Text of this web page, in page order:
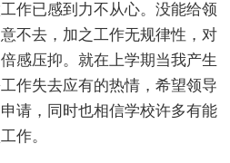
作已感到力不从心。没能给领
不去，加之工作无规律性，对
感压抑。就在上学期当我产生
作失去应有的热情，希望领导
请，同时也相信学校许多有能
作。